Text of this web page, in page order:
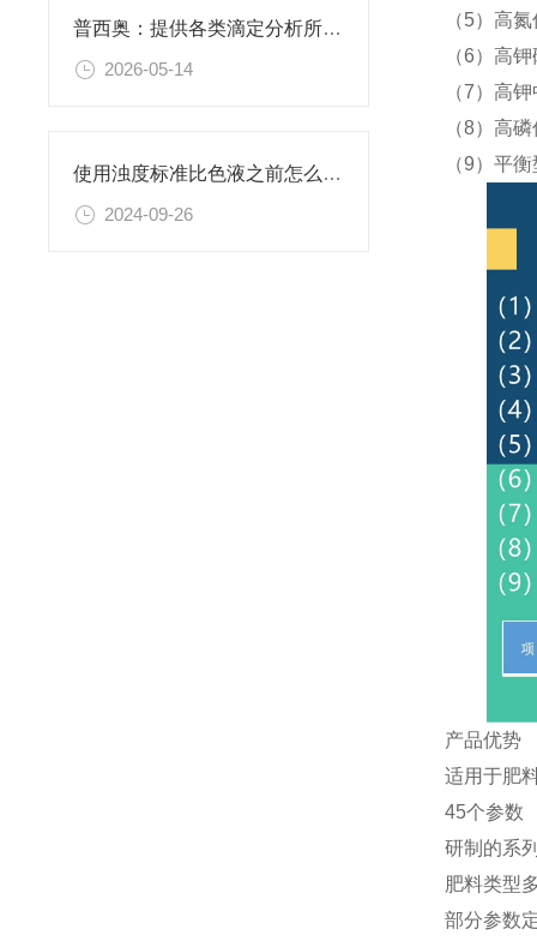
普西奥：提供各类滴定分析所需的全系列滴定液
2026-05-14
使用浊度标准比色液之前怎么可以不了解这些！
2024-09-26
（5）高
（6）高
（7）高
（8）高
（9）平
产品优势
适用于肥
45个参数
研制的系
肥料类型
部分参数